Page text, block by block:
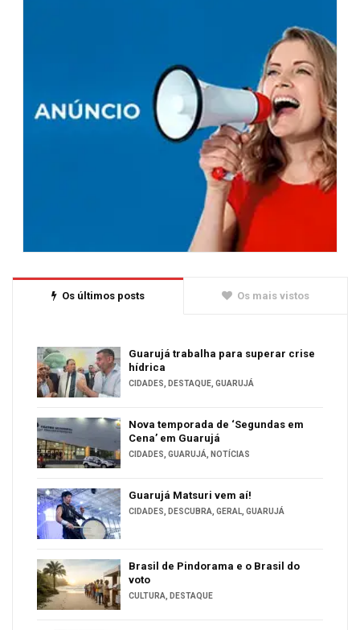
Os últimos posts Os mais vistos
Guarujá trabalha para superar crise
hídrica
CIDADES, DESTAQUE, GUARUJÁ
Nova temporada de ‘Segundas em
Cena’ em Guarujá
CIDADES, GUARUJÁ, NOTÍCIAS
Guarujá Matsuri vem aí!
CIDADES, DESCUBRA, GERAL, GUARUJÁ
Brasil de Pindorama e o Brasil do
voto
CULTURA, DESTAQUE